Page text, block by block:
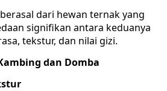
dari hewan ternak yang
signifikan antara keduanya
tekstur, dan nilai gizi.
dan Domba